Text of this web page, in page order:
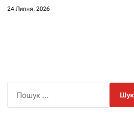
24 Липня, 2026